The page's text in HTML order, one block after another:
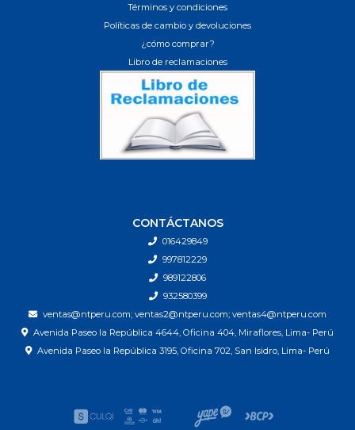
Términos y condiciones
Políticas de cambio y devoluciones
¿cómo comprar?
Libro de reclamaciones
CONTÁCTANOS
016429849
997812229
989122806
932580399
ventas@ntperu.com; ventas2@ntperu.com; ventas4@ntperu.com
Avenida Paseo la República 4644, Oficina 404, Miraflores, Lima- Perú
Avenida Paseo la República 3195, Oficina 702, San Isidro, Lima- Perú